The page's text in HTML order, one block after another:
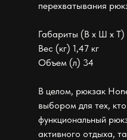
перехватывания
Габариты (В х Ш х
Вес (кг) 1,47 кг
Объем (л) 34
В целом, рюкзак
выбором для тех,
функциональный
активного отдыха,